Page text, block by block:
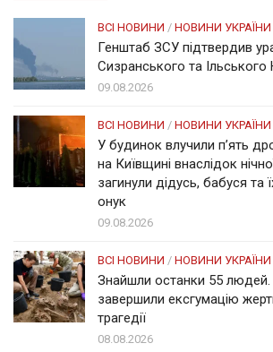
ВСІ НОВИНИ / НОВИНИ УКРАЇНИ
Генштаб ЗСУ підтвердив
Сизранського та Ільського
09.08.2026
ВСІ НОВИНИ / НОВИНИ УКРАЇНИ
У будинок влучили п’ять
на Київщині внаслідок
загинули дідусь, бабуся та
онук
09.08.2026
ВСІ НОВИНИ / НОВИНИ УКРАЇНИ
Знайшли останки 55 людей.
завершили ексгумацію
трагедії
08.08.2026